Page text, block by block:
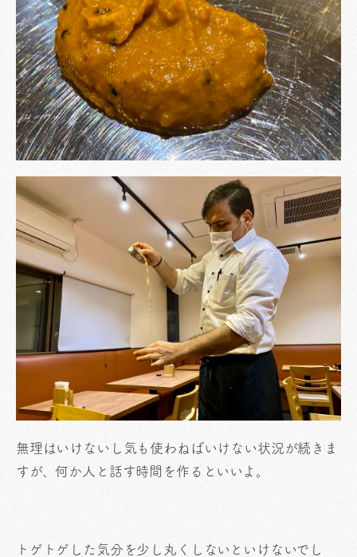
無理はいけないし気も使わねばいけない状況が続きま
すが、何か人と話す時間を作るといいよ。
トゲトゲした気分を少し丸くしないといけないでし